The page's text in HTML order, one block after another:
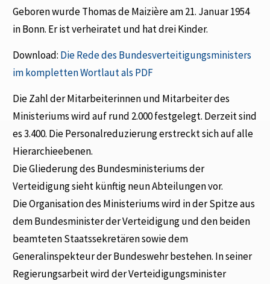
Geboren wurde Thomas de Maizière am 21. Januar 1954
in Bonn. Er ist verheiratet und hat drei Kinder.
Download: Die Rede des Bundesverteitigungsministers
im kompletten Wortlaut als PDF
Die Zahl der Mitarbeiterinnen und Mitarbeiter des
Ministeriums wird auf rund 2.000 festgelegt. Derzeit sind
es 3.400. Die Personalreduzierung erstreckt sich auf alle
Hierarchieebenen.
Die Gliederung des Bundesministeriums der
Verteidigung sieht künftig neun Abteilungen vor.
Die Organisation des Ministeriums wird in der Spitze aus
dem Bundesminister der Verteidigung und den beiden
beamteten Staatssekretären sowie dem
Generalinspekteur der Bundeswehr bestehen. In seiner
Regierungsarbeit wird der Verteidigungsminister